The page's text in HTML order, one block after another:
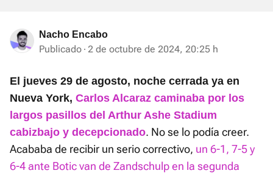
Nacho Encabo
Publicado 2 de octubre de 2024, 20:25 h
El jueves 29 de agosto, noche cerrada ya en
Nueva York, Carlos Alcaraz caminaba por los
largos pasillos del Arthur Ashe Stadium
cabizbajo y decepcionado. No se lo podía creer.
Acababa de recibir un serio correctivo, un 6-1, 7-5 y
6-4 ante Botic van de Zandschulp en la segunda